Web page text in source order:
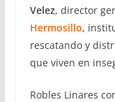
Velez, director
Hermosillo,
rescatando y
que viven en
Robles Linares